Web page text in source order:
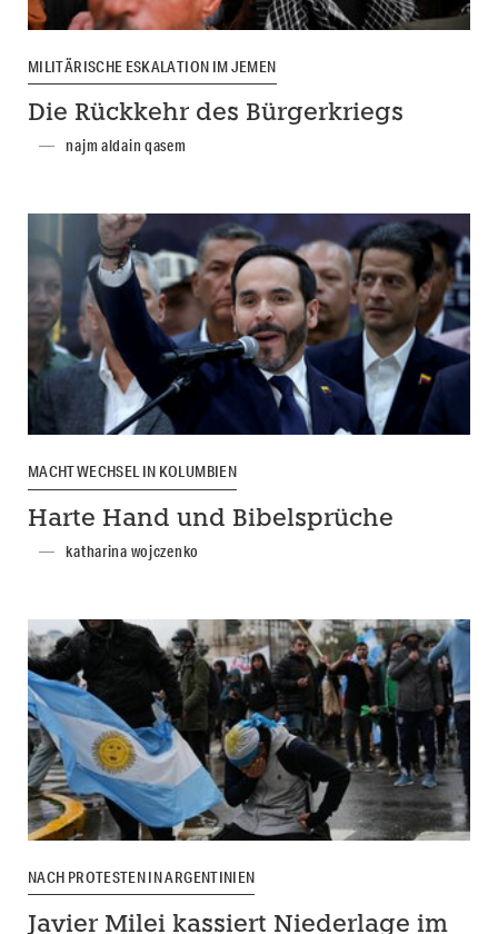
MILITÄRISCHE ESKALATION IM JEMEN
Die Rückkehr des Bürgerkriegs
najm aldain qasem
MACHTWECHSEL IN KOLUMBIEN
Harte Hand und Bibelsprüche
katharina wojczenko
NACH PROTESTEN IN ARGENTINIEN
Javier Milei kassiert Niederlage im